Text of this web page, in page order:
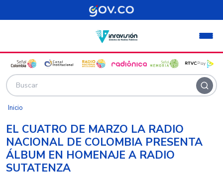
Pasar al contenido principal
Inicio
EL CUATRO DE MARZO LA RADIO
NACIONAL DE COLOMBIA PRESENTA
ÁLBUM EN HOMENAJE A RADIO
SUTATENZA